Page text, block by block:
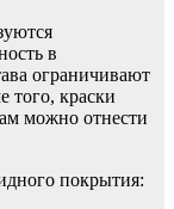
в
ограничивают
того, краски
можно отнести
покрытия: